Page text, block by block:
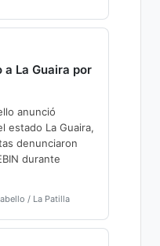
La Guaira por
anunció
estado La Guaira,
denunciaron
durante
/ La Patilla